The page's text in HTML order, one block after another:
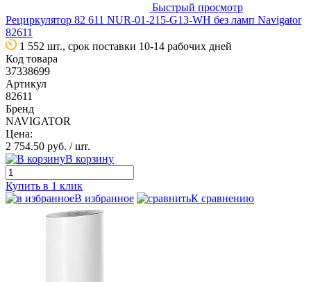
Быстрый просмотр
Рециркулятор 82 611 NUR-01-215-G13-WH без ламп Navigator
82611
1 552 шт., срок поставки 10-14 рабочих дней
Код товара
37338699
Артикул
82611
Бренд
NAVIGATOR
Цена:
2 754.50 руб. / шт.
В корзину
Купить в 1 клик
В избранное
К сравнению